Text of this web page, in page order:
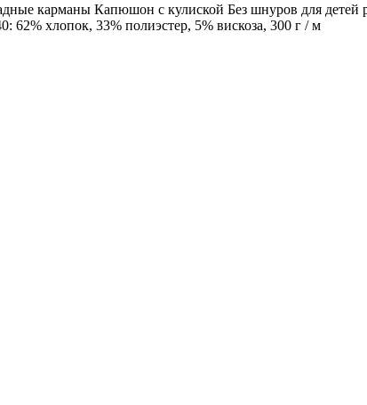
карманы Капюшон с кулиской Без шнуров для
62% хлопок, 33% полиэстер, 5% вискоза, 300 г / м